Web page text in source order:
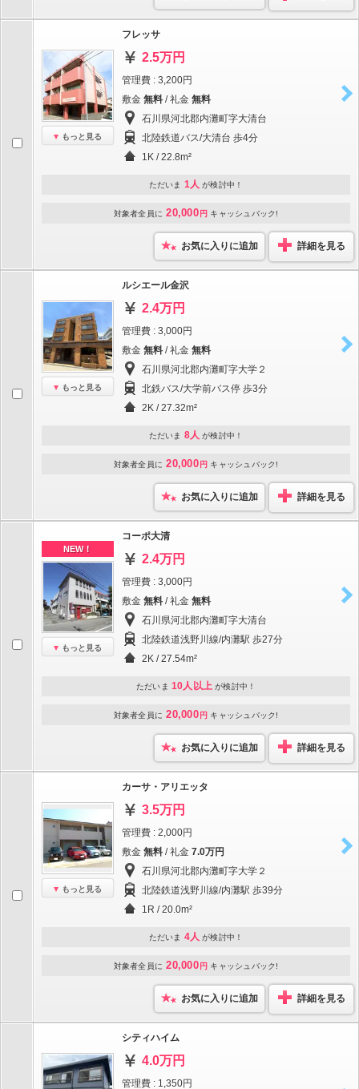
もっと見る
フレッサ
2.5万円
管理費 : 3,200円
敷金 無料 / 礼金 無料
石川県河北郡内灘町字大清台
北陸鉄道バス/大清台 歩4分
1K / 22.8m²
ただいま 1人 が検討中！
対象者全員に 20,000 円 キャッシュバック!
お気に入りに追加 詳細を見る
もっと見る
ルシエール金沢
2.4万円
管理費 : 3,000円
敷金 無料 / 礼金 無料
石川県河北郡内灘町字大学２
北鉄バス/大学前バス停 歩3分
2K / 27.32m²
ただいま 8人 が検討中！
対象者全員に 20,000 円 キャッシュバック!
お気に入りに追加 詳細を見る
NEW！
もっと見る
コーポ大清
2.4万円
管理費 : 3,000円
敷金 無料 / 礼金 無料
石川県河北郡内灘町字大清台
北陸鉄道浅野川線/内灘駅 歩27分
2K / 27.54m²
ただいま 10人以上 が検討中！
対象者全員に 20,000 円 キャッシュバック!
お気に入りに追加 詳細を見る
もっと見る
カーサ・アリエッタ
3.5万円
管理費 : 2,000円
敷金 無料 / 礼金 7.0万円
石川県河北郡内灘町字大学２
北陸鉄道浅野川線/内灘駅 歩39分
1R / 20.0m²
ただいま 4人 が検討中！
対象者全員に 20,000 円 キャッシュバック!
お気に入りに追加 詳細を見る
シティハイム
4.0万円
管理費 : 1,350円